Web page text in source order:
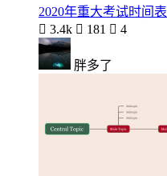
2020年重大考试时间表
 3.4k  181  4
胖多了